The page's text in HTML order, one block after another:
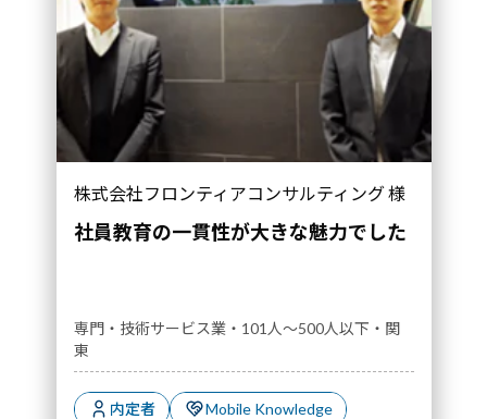
株式会社フロンティアコンサルティング 様
社員教育の一貫性が大きな魅力でした
専門・技術サービス業・101人～500人以下・関
東
内定者 Mobile Knowledge